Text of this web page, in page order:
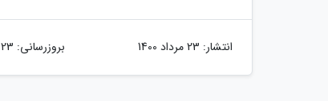
انتشار: 23 مرداد 1400 بروزرسانی: 23 مرداد 1400